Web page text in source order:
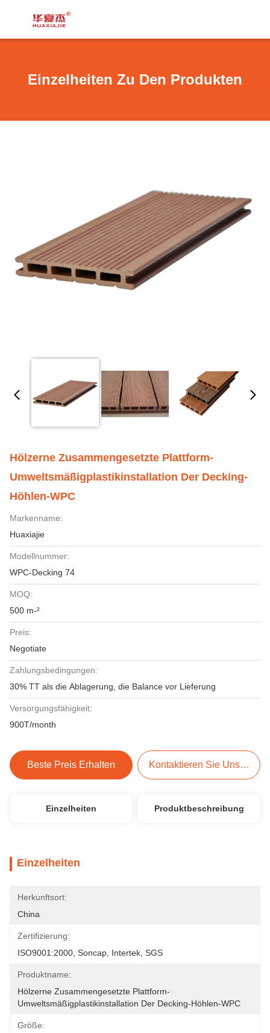
Einzelheiten Zu Den Produkten
Hölzerne Zusammengesetzte Plattform-
Umweltsmäßigplastikinstallation Der Decking-
Höhlen-WPC
Markenname:
Huaxiajie
Modellnummer:
WPC-Decking 74
MOQ:
500 m-²
Preis:
Negotiate
Zahlungsbedingungen:
30% TT als die Ablagerung, die Balance vor Lieferung
Versorgungsfähigkeit:
900T/month
Beste Preis Erhalten Kontaktieren Sie Uns Jetzt
Einzelheiten Produktbeschreibung
Einzelheiten
Herkunftsort:
China
Zertifizierung:
ISO9001:2000, Soncap, Intertek, SGS
Produktname:
Hölzerne Zusammengesetzte Plattform-
Umweltsmäßigplastikinstallation Der Decking-Höhlen-WPC
Größe: